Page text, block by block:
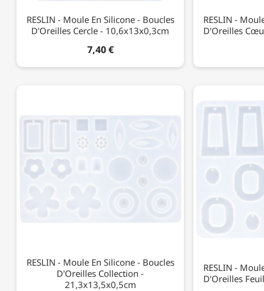
RESLIN - Moule En Silicone - Boucles
D'Oreilles Cercle - 10,6x13x0,3cm
7,40 €
RESLIN -
D'Oreilles
RESLIN - Moule En Silicone - Boucles
D'Oreilles Collection -
21,3x13,5x0,5cm
RESLIN -
D'Oreilles